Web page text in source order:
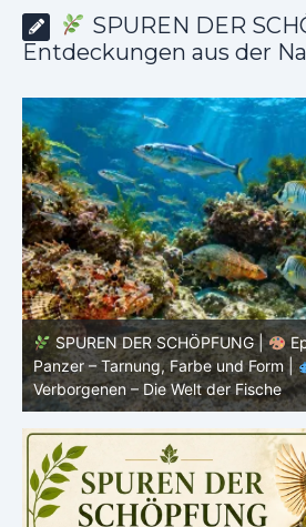
SPUREN DER
Entdeckungen aus der
SPUREN DER SCHÖPFUNG |
lebendig – Leben ohne konstante
Leben im Verborgenen – Die Welt der